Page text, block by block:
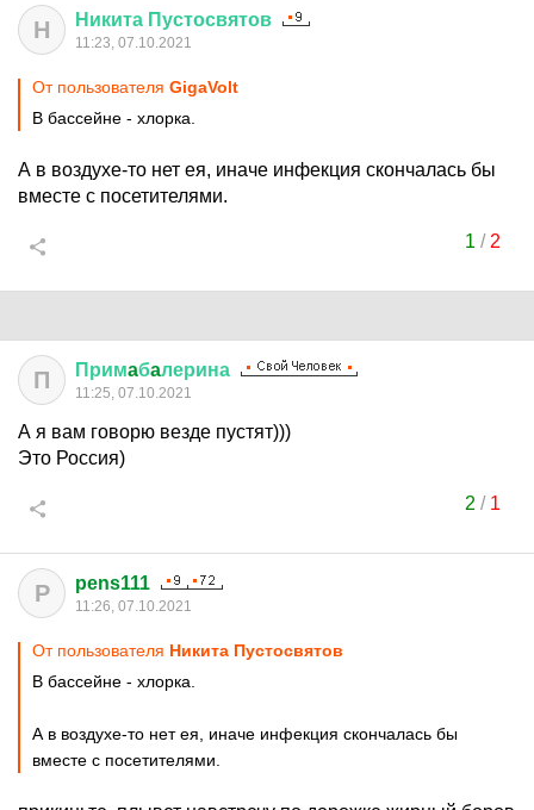
Н Никита Пустосвятов
11:23, 07.10.2021
От пользователя GigaVolt
В бассейне - хлорка.
А в воздухе-то нет ея, иначе инфекция скончалась бы
вместе с посетителями.
1 / 2
П Примaбaлерина
11:25, 07.10.2021
А я вам говорю везде пустят)))
Это Россия)
2 / 1
P pens111
11:26, 07.10.2021
От пользователя Никита Пустосвятов
В бассейне - хлорка.
А в воздухе-то нет ея, иначе инфекция скончалась бы
вместе с посетителями.